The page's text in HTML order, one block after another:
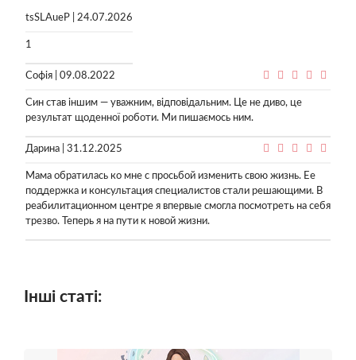
tsSLAueP | 24.07.2026
1
Софія | 09.08.2022
Син став іншим — уважним, відповідальним. Це не диво, це
результат щоденної роботи. Ми пишаємось ним.
Дарина | 31.12.2025
Мама обратилась ко мне с просьбой изменить свою жизнь. Ее
поддержка и консультация специалистов стали решающими. В
реабилитационном центре я впервые смогла посмотреть на себя
трезво. Теперь я на пути к новой жизни.
Інші статі: